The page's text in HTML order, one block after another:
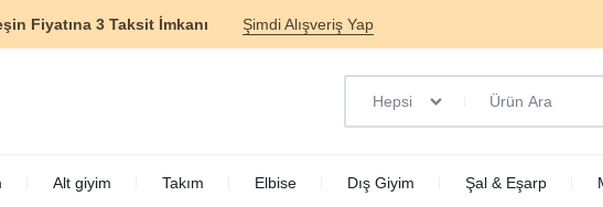
Fiyatına 3 Taksit İmkanı Şimdi Alışveriş Yap
Hepsi
Alt giyim Takım Elbise Dış Giyim Şal & Eşarp